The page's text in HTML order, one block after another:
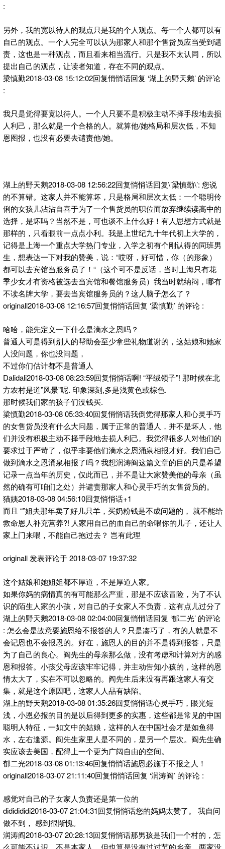
:
另外，我的宽以待人的观点只是我的个人观点。每一个人都可以有
自己的观点。一个人完全可以认为那家人和那个售货员应当受到谴
责，这也是一种观点，而且看来相当流行。只是我不太认同，所以
提出自己的观点，让读者知道，存在不同的观点。
梁慎勤2018-03-08 15:12:02回复悄悄话回复 ‘湖上的野天鹅’ 的评论
:
我只是觉得要宽以待人。一个人只要不是积极主动不择手段地去损
人利己，那么就是一个合格的人。就算他/她格局和层次低，不知
恩图报，也没有必要去谴责他/她。
湖上的野天鹅2018-03-08 12:56:22回复悄悄话回复\’梁慎勤\’: 您说
的不算错。这家人并不能算坏，只是格局和层次太低：一个聪明伶
俐的女孩儿沾沾自喜于为了一个售货员的职位而放弃继续读高中的
选择，是坏吗？当然不是，可也谈不上什么好！有人思想方式就是
那样的，只看眼前一点点小利。我是上世纪九十年代初上大学的，
记得是上海一个重点大学热门专业，入学之初有个刚认得的同班男
生，想表达一下对我的赞美，说：“哎呀，好可惜，你（的形象）
都可以去宾馆当服务员了！“（这个可不是反话，当时上海只有花
季少女才有资格被选去当宾馆和餐馆服务员）我当时就纳闷，哪有
不读名牌大学，要去当宾馆服务员的？这人脑子怎么了？
originall2018-03-08 12:16:57回复悄悄话回复 ‘梁慎勤’ 的评论 :
哈哈，能先定义一下什么是滴水之恩吗？
普通人可是得到别人的帮助会至少拿些礼物道谢的，这姑娘和她家
人没问题，你也没问题，
不过你们估计都不是普通人
Dalidali2018-03-08 08:23:59回复悄悄话啊! “平绒领子”! 那时候在北
方农村是道”风景”呢. 印象深刻,多是浅黄色或棕色.
那时候我们家的孩子们没钱买.
梁慎勤2018-03-08 05:33:40回复悄悄话我倒觉得那家人和心灵手巧
的女售货员没有什么大问题，属于正常的普通人，并不是坏人，他
们并没有积极主动不择手段地去损人利己。我觉得很多人对他们的
要求过于严苛了，似乎非要他们滴水之恩涌泉相报才好。我们自己
做到滴水之恩涌泉相报了吗？我想润涛阎这篇文章的目的只是希望
记录一点当年的历史，仅此而已，并不是让大家赞美他的母亲（虽
然的确有可咱们之处）并谴责那家人和心灵手巧的女售货员的。
猫姨2018-03-08 04:56:10回复悄悄话+1
而且 “”姐夫那年卖了好几只羊，买奶粉钱是不成问题的， 就不能给
救命恩人补充营养?! 人家用自己的血自己的命喂你的儿子，还让人
家上门来喂，不能自己抱过去？ 岂有此理
originall 发表评论于 2018-03-07 19:37:32
这个姑娘和她姐姐都不厚道，不是厚道人家。
如果你妈的病情真的有可能那么严重，那是不应该冒险，为了不认
识的陌生人家的小孩，对自己的子女家人不负责，这有点儿过分了
湖上的野天鹅2018-03-08 02:04:00回复悄悄话回复 ‘郁二光’ 的评论
: 怎么会是故意要施恩给不报答的人？只是凑巧了，有的人就是不
会记恩也不会报恩的。好在，施恩人的目的并不是得到报答，只是
为了自己的良心。阎先生的母亲那么做，没有考虑和计算对方的感
恩和报答。小孩父母应该牢牢记得，并主动告知小孩的，这样的恩
情太大了，实在不可以忽略的。阎先生后来没有再跟这家人有交
集，就是这个原因吧，这家人人品有缺陷。
湖上的野天鹅2018-03-08 01:35:26回复悄悄话心灵手巧，眼光短
浅，小恩必报的目的是以后得到更多的实惠，这些都是常见的中国
聪明人特征，一如文中的姑娘，这样的人在中国社会才是如鱼得
水，左右逢源。阎先生家里人是不同的，是另一个层次。阎先生确
实应该去美国，配得上一个更为广阔自由的空间。
郁二光2018-03-08 01:13:46回复悄悄话施恩必施于不报之人！
originall2018-03-07 21:11:40回复悄悄话回复 ‘润涛阎’ 的评论 :
感觉对自己的子女家人负责还是第一位的
dididididi2018-03-07 21:04:31回复悄悄话您的妈妈太赞了。 我自问
做不到， 感到很惭愧。
润涛阎2018-03-07 20:28:13回复悄悄话那男孩是我们一个村的，怎
么可能不认识。不是本家人，但也算是没有过过节的乡亲。两家没